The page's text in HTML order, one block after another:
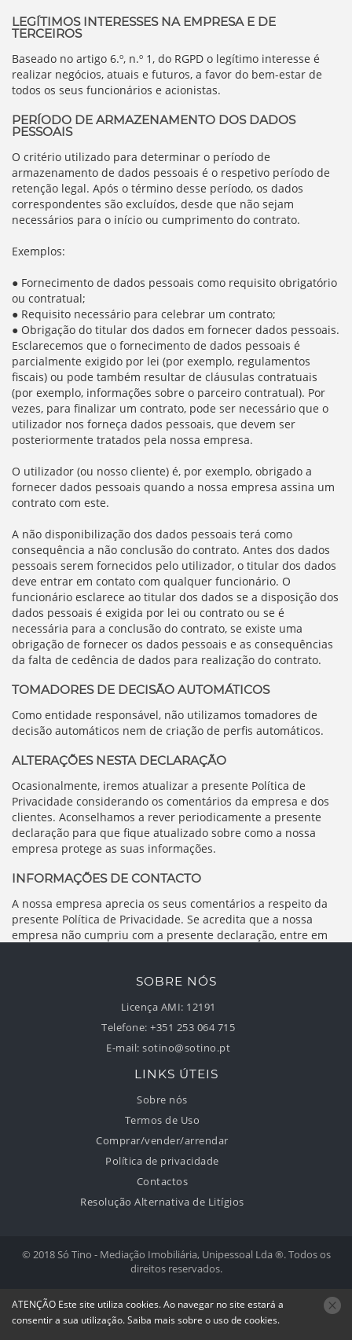
ATENÇÃO Este site utiliza cookies. Ao navegar no site estará a
consentir a sua utilização.Saiba mais sobre o uso de cookies.
LEGÍTIMOS INTERESSES NA EMPRESA E DE
TERCEIROS
Baseado no artigo 6.º, n.º 1, do RGPD o legítimo interesse é
realizar negócios, atuais e futuros, a favor do bem-estar de
todos os seus funcionários e acionistas.
PERÍODO DE ARMAZENAMENTO DOS DADOS
PESSOAIS
O critério utilizado para determinar o período de
armazenamento de dados pessoais é o respetivo período de
retenção legal. Após o término desse período, os dados
correspondentes são excluídos, desde que não sejam
necessários para o início ou cumprimento do contrato.
Exemplos:
● Fornecimento de dados pessoais como requisito obrigatório
ou contratual;
● Requisito necessário para celebrar um contrato;
● Obrigação do titular dos dados em fornecer dados pessoais.
Esclarecemos que o fornecimento de dados pessoais é
parcialmente exigido por lei (por exemplo, regulamentos
fiscais) ou pode também resultar de cláusulas contratuais
(por exemplo, informações sobre o parceiro contratual). Por
vezes, para finalizar um contrato, pode ser necessário que o
utilizador nos forneça dados pessoais, que devem ser
posteriormente tratados pela nossa empresa.
O utilizador (ou nosso cliente) é, por exemplo, obrigado a
fornecer dados pessoais quando a nossa empresa assina um
contrato com este.
A não disponibilização dos dados pessoais terá como
consequência a não conclusão do contrato. Antes dos dados
pessoais serem fornecidos pelo utilizador, o titular dos dados
deve entrar em contato com qualquer funcionário. O
funcionário esclarece ao titular dos dados se a disposição dos
dados pessoais é exigida por lei ou contrato ou se é
necessária para a conclusão do contrato, se existe uma
obrigação de fornecer os dados pessoais e as consequências
da falta de cedência de dados para realização do contrato.
TOMADORES DE DECISÃO AUTOMÁTICOS
Como entidade responsável, não utilizamos tomadores de
decisão automáticos nem de criação de perfis automáticos.
ALTERAÇÕES NESTA DECLARAÇÃO
Ocasionalmente, iremos atualizar a presente Política de
Privacidade considerando os comentários da empresa e dos
clientes. Aconselhamos a rever periodicamente a presente
declaração para que fique atualizado sobre como a nossa
empresa protege as suas informações.
INFORMAÇÕES DE CONTACTO
A nossa empresa aprecia os seus comentários a respeito da
presente Política de Privacidade. Se acredita que a nossa
empresa não cumpriu com a presente declaração, entre em
SOBRE NÓS
Licença AMI: 12191
Telefone: +351 253 064 715
E-mail: sotino@sotino.pt
LINKS ÚTEIS
Sobre nós
Termos de Uso
Comprar/vender/arrendar
Política de privacidade
Contactos
Resolução Alternativa de Litígios
© 2018 Só Tino - Mediação Imobiliária, Unipessoal Lda ®. Todos os
direitos reservados.